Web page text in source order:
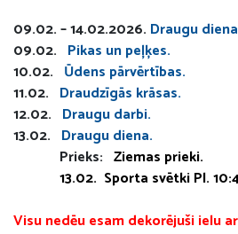
09.02. – 14.02.2026. Draugu
09.02. Pikas un peļķes.
10.02. Ūdens pārvērtības.
11.02. Draudzīgās krāsas.
12.02. Draugu darbi.
13.02. Draugu diena.
Prieks: Ziemas prieki.
13.02. Sporta svētki Pl.
Visu nedēu esam dekorējuši ielu